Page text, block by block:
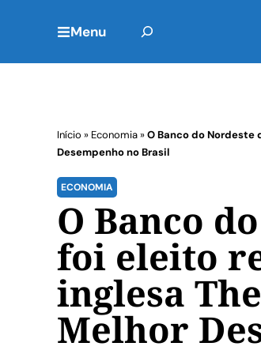
Menu
Início » Economia»O Banco do Nordeste
Desempenho no Brasil
ECONOMIA
O Banco
foi eleito
inglesa
Melhor